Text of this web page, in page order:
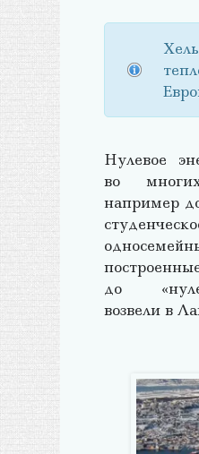
Нулевое
во
например
до
возвели в